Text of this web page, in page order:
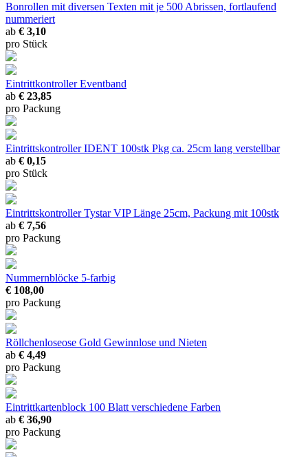
Bonrollen mit diversen Texten mit je 500 Abrissen, fortlaufend
nummeriert
ab € 3,10
pro Stück
Eintrittkontroller Eventband
ab € 23,85
pro Packung
Eintrittskontroller IDENT 100stk Pkg ca. 25cm lang verstellbar
ab € 0,15
pro Stück
Eintrittskontroller Tystar VIPLänge 25cm, Packung mit 100stk
ab € 7,56
pro Packung
Nummernblöcke 5-farbig
€ 108,00
pro Packung
Röllchenloseose Gold Gewinnlose und Nieten
ab € 4,49
pro Packung
Eintrittkartenblock 100 Blatt verschiedene Farben
ab € 36,90
pro Packung